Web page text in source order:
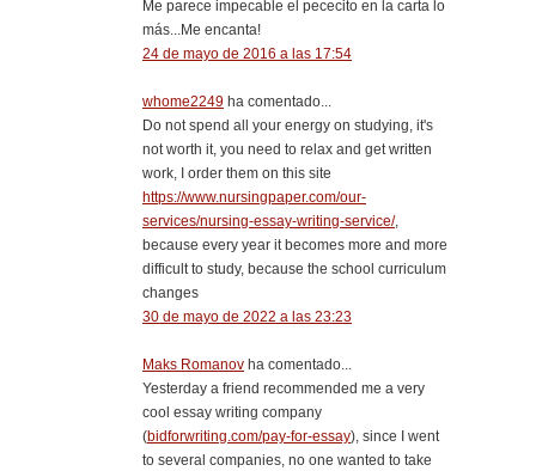
Me parece impecable el pececito en la carta lo
más...Me encanta!
24 de mayo de 2016 a las 17:54
whome2249 ha comentado...
Do not spend all your energy on studying, it's
not worth it, you need to relax and get written
work, I order them on this site
https://www.nursingpaper.com/our-
services/nursing-essay-writing-service/,
because every year it becomes more and more
difficult to study, because the school curriculum
changes
30 de mayo de 2022 a las 23:23
Maks Romanov ha comentado...
Yesterday a friend recommended me a very
cool essay writing company
(bidforwriting.com/pay-for-essay), since I went
to several companies, no one wanted to take